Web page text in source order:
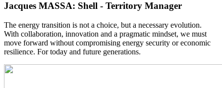
Jacques MASSA: Shell - Territory Manager
The energy transition is not a choice, but a necessary evolution.
With collaboration, innovation and a pragmatic mindset, we must
move forward without compromising energy security or economic
resilience. For today and future generations.